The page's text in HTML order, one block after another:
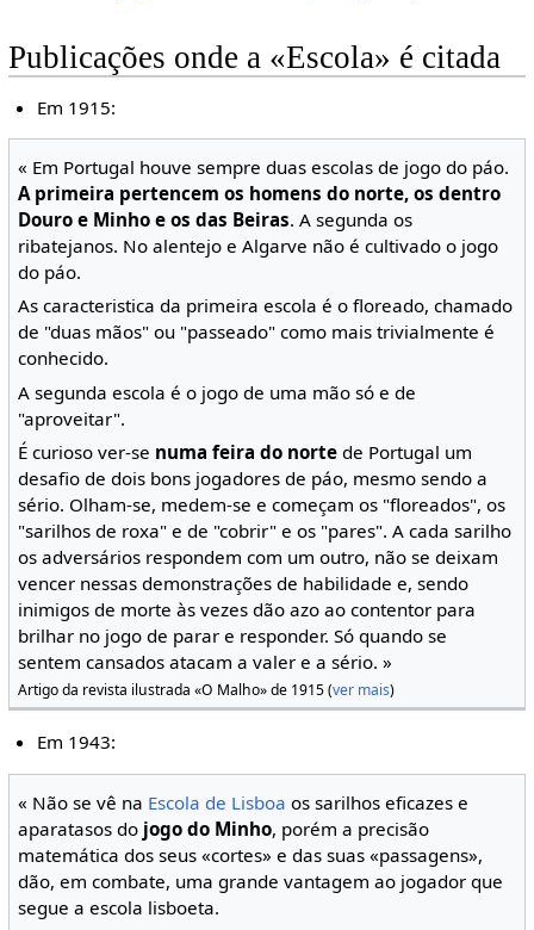
Publicações onde a «Escola» é citada
Em 1915:
« Em Portugal houve sempre duas escolas de jogo do páo.
A primeira pertencem os homens do norte, os dentro
Douro e Minho e os das Beiras. A segunda os
ribatejanos. No alentejo e Algarve não é cultivado o jogo
do páo.
As caracteristica da primeira escola é o floreado, chamado
de "duas mãos" ou "passeado" como mais trivialmente é
conhecido.
A segunda escola é o jogo de uma mão só e de
"aproveitar".
É curioso ver-se numa feira do norte de Portugal um
desafio de dois bons jogadores de páo, mesmo sendo a
sério. Olham-se, medem-se e começam os "floreados", os
"sarilhos de roxa" e de "cobrir" e os "pares". A cada sarilho
os adversários respondem com um outro, não se deixam
vencer nessas demonstrações de habilidade e, sendo
inimigos de morte às vezes dão azo ao contentor para
brilhar no jogo de parar e responder. Só quando se
sentem cansados atacam a valer e a sério. »
Artigo da revista ilustrada «O Malho» de 1915 (ver mais)
Em 1943:
« Não se vê na Escola de Lisboa os sarilhos eficazes e
aparatasos do jogo do Minho, porém a precisão
matemática dos seus «cortes» e das suas «passagens»,
dão, em combate, uma grande vantagem ao jogador que
segue a escola lisboeta.